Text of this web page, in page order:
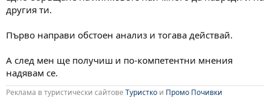
другия ти.
Първо направи обстоен анализ и тогава действай.
А след мен ще получиш и по-компетентни мнения
надявам се.
Реклама в туристически сайтове Туристко и Промо Почивки